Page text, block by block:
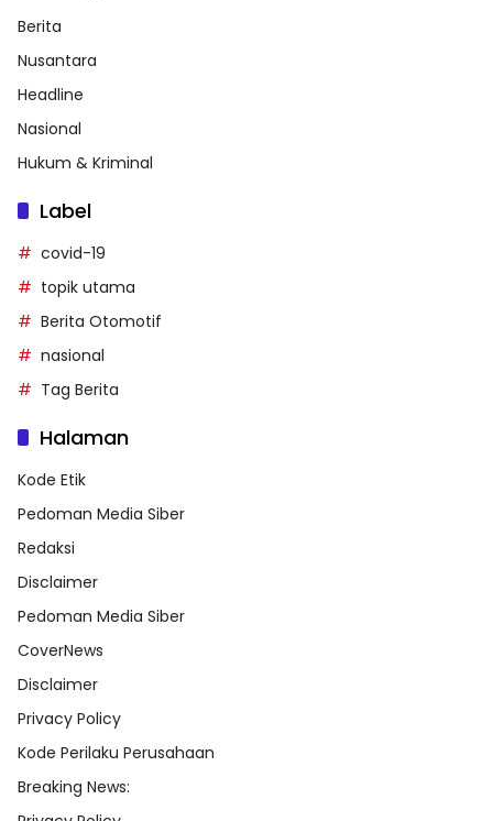
Berita
Nusantara
Headline
Nasional
Hukum & Kriminal
Label
covid-19
topik utama
Berita Otomotif
nasional
Tag Berita
Halaman
Kode Etik
Pedoman Media Siber
Redaksi
Disclaimer
Pedoman Media Siber
CoverNews
Disclaimer
Privacy Policy
Kode Perilaku Perusahaan
Breaking News: